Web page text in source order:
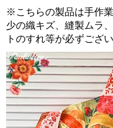
※こちらの製品は手作
少の織キズ、縫製ムラ
トのすれ等が必ずござ